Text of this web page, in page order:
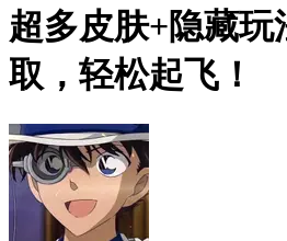
超多皮肤+隐藏玩
取，轻松起飞！